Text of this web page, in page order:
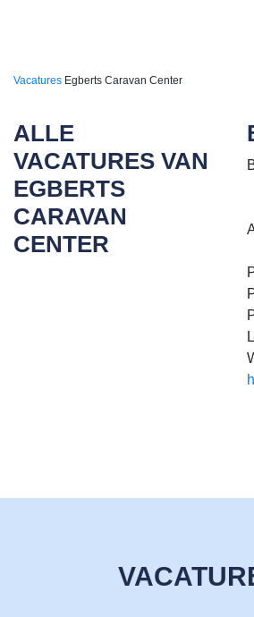
Vacatures Egberts Caravan Center
ALLE
VACATURES VAN
EGBERTS
CARAVAN
CENTER